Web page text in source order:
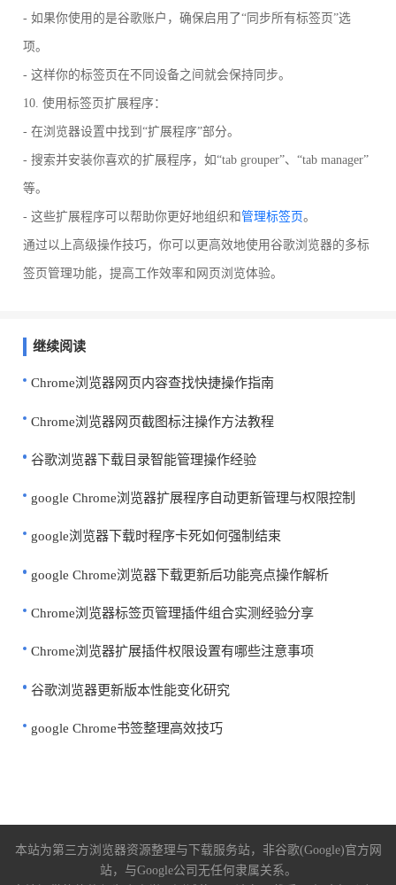
- 如果你使用的是谷歌账户，确保启用了“同步所有标签页”选
项。
- 这样你的标签页在不同设备之间就会保持同步。
10. 使用标签页扩展程序：
- 在浏览器设置中找到“扩展程序”部分。
- 搜索并安装你喜欢的扩展程序，如“tab grouper”、“tab manager”
等。
- 这些扩展程序可以帮助你更好地组织和管理标签页。
通过以上高级操作技巧，你可以更高效地使用谷歌浏览器的多标
签页管理功能，提高工作效率和网页浏览体验。
继续阅读
Chrome浏览器网页内容查找快捷操作指南
Chrome浏览器网页截图标注操作方法教程
谷歌浏览器下载目录智能管理操作经验
google Chrome浏览器扩展程序自动更新管理与权限控制
google浏览器下载时程序卡死如何强制结束
google Chrome浏览器下载更新后功能亮点操作解析
Chrome浏览器标签页管理插件组合实测经验分享
Chrome浏览器扩展插件权限设置有哪些注意事项
谷歌浏览器更新版本性能变化研究
google Chrome书签整理高效技巧
本站为第三方浏览器资源整理与下载服务站，非谷歌(Google)官方网
站，与Google公司无任何隶属关系。